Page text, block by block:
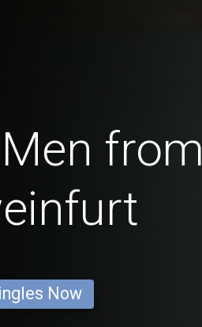
from
Now